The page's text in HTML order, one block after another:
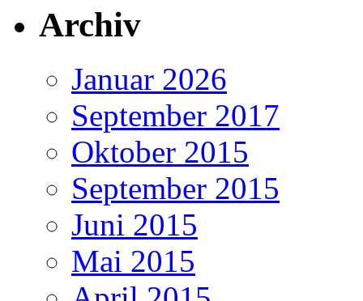
Archiv
Januar 2026
September 2017
Oktober 2015
September 2015
Juni 2015
Mai 2015